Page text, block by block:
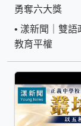
勇奪六大獎
• 漾新聞｜雙語
教育平權